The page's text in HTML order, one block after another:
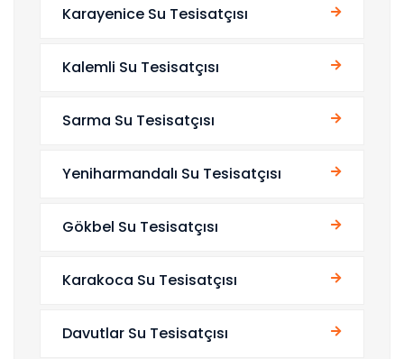
Karayenice Su Tesisatçısı
Kalemli Su Tesisatçısı
Sarma Su Tesisatçısı
Yeniharmandalı Su Tesisatçısı
Gökbel Su Tesisatçısı
Karakoca Su Tesisatçısı
Davutlar Su Tesisatçısı